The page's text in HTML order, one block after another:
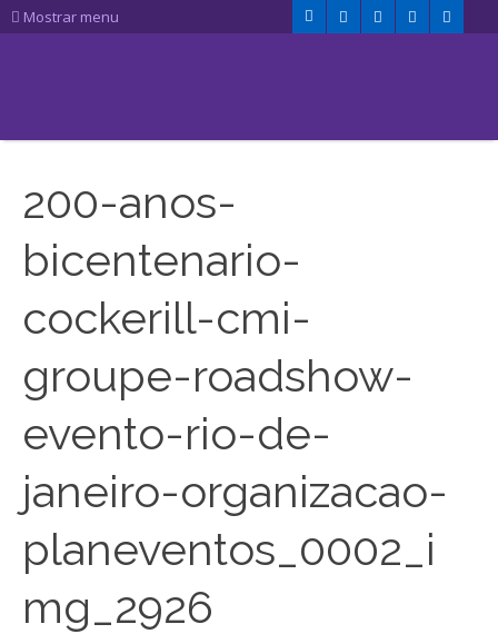
Mostrar menu
200-anos-
bicentenario-
cockerill-cmi-
groupe-roadshow-
evento-rio-de-
janeiro-organizacao-
planeventos_0002_i
mg_2926